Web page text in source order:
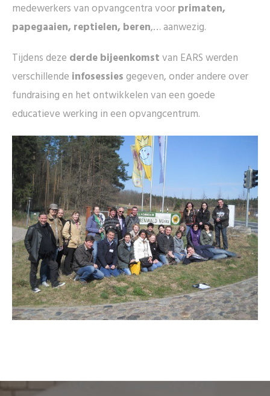
medewerkers van opvangcentra voorprimaten,
papegaaien, reptielen, beren,… aanwezig.
Tijdens deze derde bijeenkomstvan EARS werden
verschillende infosessiesgegeven, onder andere over
fundraising en het ontwikkelen van een goede
educatieve werking in een opvangcentrum.